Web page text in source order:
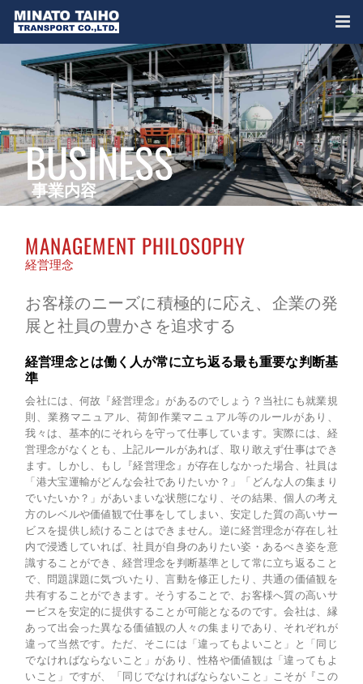
BUSINESS
事業内容
MANAGEMENT PHILOSOPHY
経営理念
お客様のニーズに積極的に応え、企業の発
展と社員の豊かさを追求する
経営理念とは働く人が常に立ち返る最も重要な判断基
準
会社には、何故『経営理念』があるのでしょう？当社にも就業規
則、業務マニュアル、荷卸作業マニュアル等のルールがあり、
我々は、基本的にそれらを守って仕事しています。実際には、経
営理念がなくとも、上記ルールがあれば、取り敢えず仕事はでき
ます。しかし、もし『経営理念』が存在しなかった場合、社員は
「港大宝運輸がどんな会社でありたいか？」「どんな人の集まり
でいたいか？」があいまいな状態になり、その結果、個人の考え
方のレベルや価値観で仕事をしてしまい、安定した質の高いサー
ビスを提供し続けることはできません。逆に経営理念が存在し社
内で浸透していれば、社員が自身のありたい姿・あるべき姿を意
識することができ、経営理念を判断基準として常に立ち返ること
で、問題課題に気づいたり、言動を修正したり、共通の価値観を
共有することができます。そうすることで、お客様へ質の高いサ
ービスを安定的に提供することが可能となるのです。会社は、縁
あって出会った異なる価値観の人々の集まりであり、それぞれが
違って当然です。ただ、そこには「違ってもよいこと」と「同じ
でなければならないこと」があり、性格や価値観は「違ってもよ
いこと」ですが、「同じでなければならないこと」こそが『この